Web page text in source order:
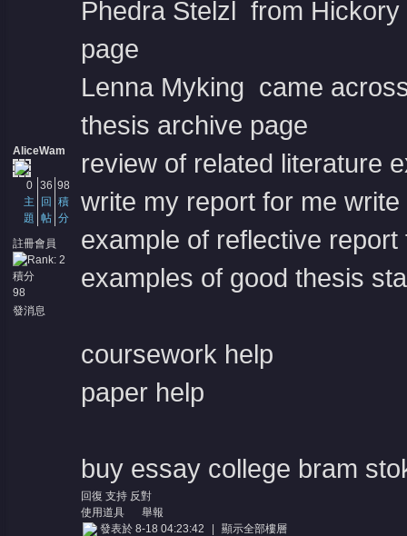
AliceWam
0
主
題
36
回
帖
98
積
分
註冊會員
積分
98
發消息
Phedra Stelzl from
page
Lenna Myking came
thesis archive page
review of related literature
write my report for me
example of reflective
examples of good thesis
coursework help
paper help
buy essay college bram
回復 支持 反對
使用道具
舉報
發表於 8-18 04:23:42
顯示全部樓層